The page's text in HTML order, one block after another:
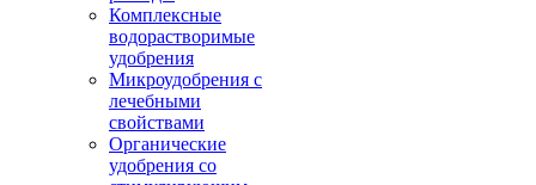
Комплексные
водорастворимые
удобрения
Микроудобрения с
лечебными
свойствами
Органические
удобрения со